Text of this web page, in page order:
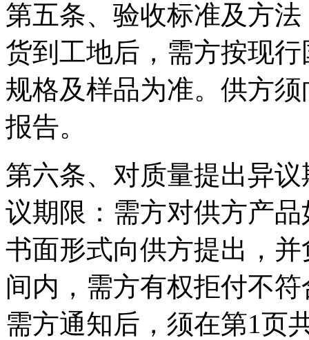
第五条、验收标准及方
货到工地后，需方按现
规格及样品为准。供方
报告。
第六条、对质量提出异
议期限：需方对供方产
书面形式向供方提出，
间内，需方有权拒付不
需方通知后，须在第1页